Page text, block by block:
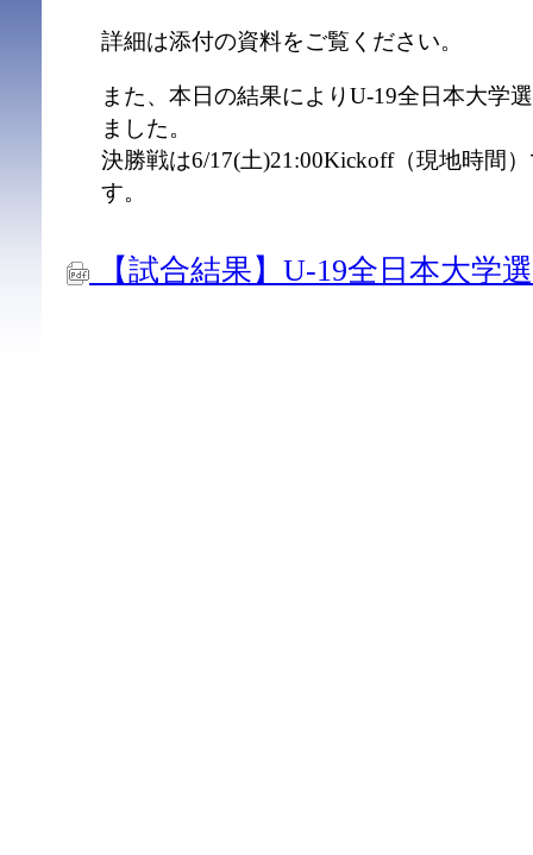
詳細は添付の資料をご覧ください。
また、本日の結果によりU-19全日本大学
ました。
決勝戦は6/17(土)21:00Kickoff（現地時間
す。
【試合結果】U-19全日本大学